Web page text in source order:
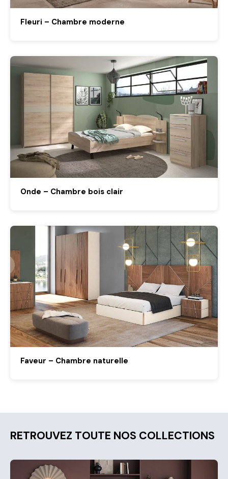
Fleuri – Chambre moderne
Onde – Chambre bois clair
Faveur – Chambre naturelle
RETROUVEZ TOUTE NOS COLLECTIONS